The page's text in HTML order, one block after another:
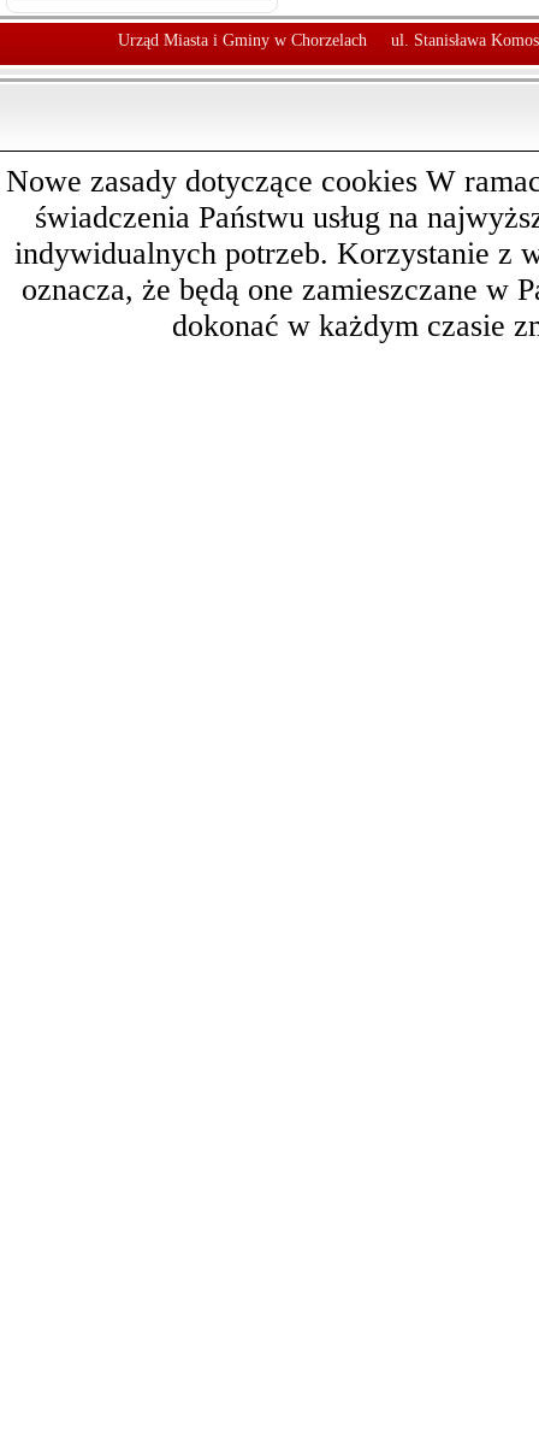
Urząd Miasta i Gminy w Chorzelach ul. Stanisława
Nowe zasady dotyczące cookies W
świadczenia Państwu usług na
indywidualnych potrzeb. Korzystanie z
oznacza, że będą one zamieszczane w
dokonać w każdym czasie